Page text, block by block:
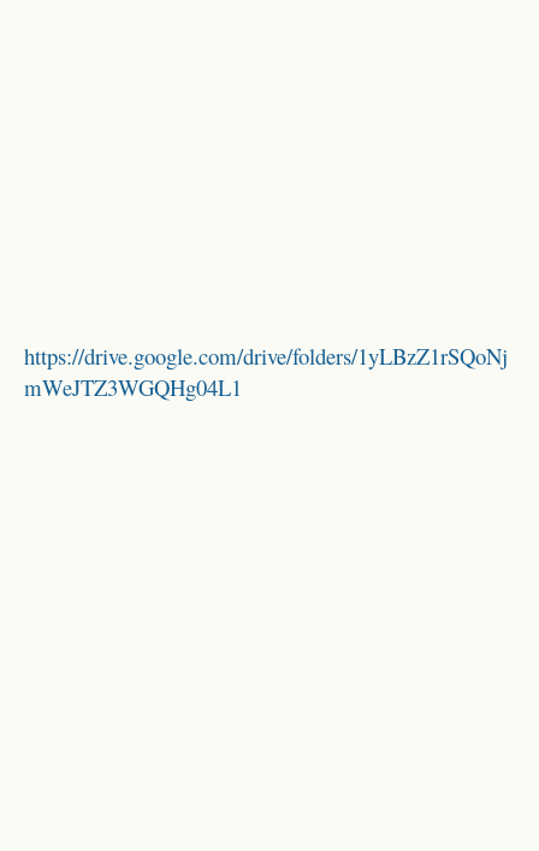
https://drive.google.com/drive/folders/1yLBzZ1rSQoNj
mWeJTZ3WGQHg04L1